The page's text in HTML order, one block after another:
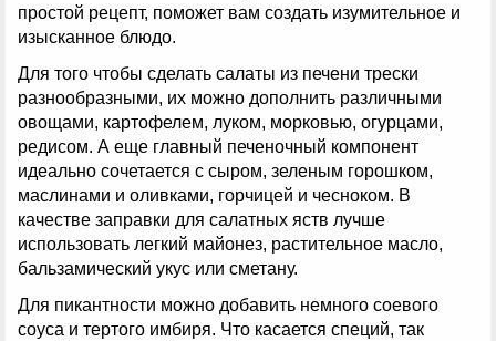
простой рецепт, поможет вам создать изумительное и
изысканное блюдо.
Для того чтобы сделать салаты из печени трески
разнообразными, их можно дополнить различными
овощами, картофелем, луком, морковью, огурцами,
редисом. А еще главный печеночный компонент
идеально сочетается с сыром, зеленым горошком,
маслинами и оливками, горчицей и чесноком. В
качестве заправки для салатных яств лучше
использовать легкий майонез, растительное масло,
бальзамический укус или сметану.
Для пикантности можно добавить немного соевого
соуса и тертого имбиря. Что касается специй, так